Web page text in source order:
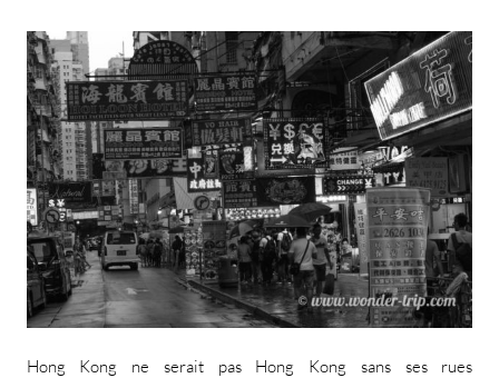
Hong Kong ne serait pas Hong Kong sans ses rues